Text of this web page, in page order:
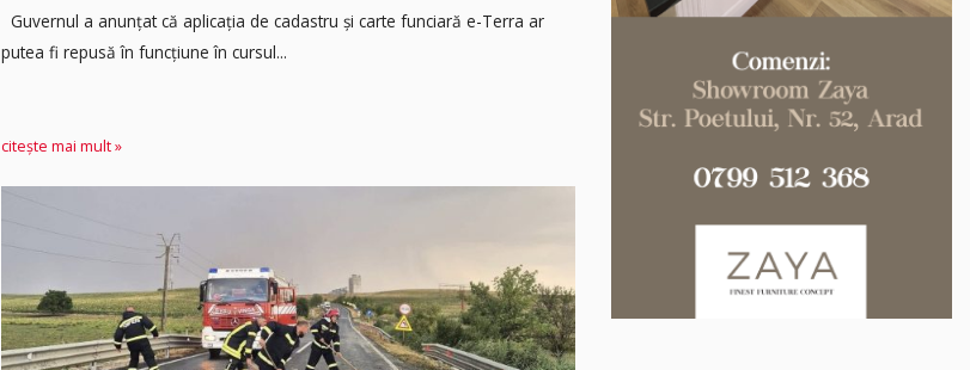
Guvernul a anunțat că aplicația de cadastru și carte funciară e-Terra ar
putea fi repusă în funcțiune în cursul...
citește mai mult »